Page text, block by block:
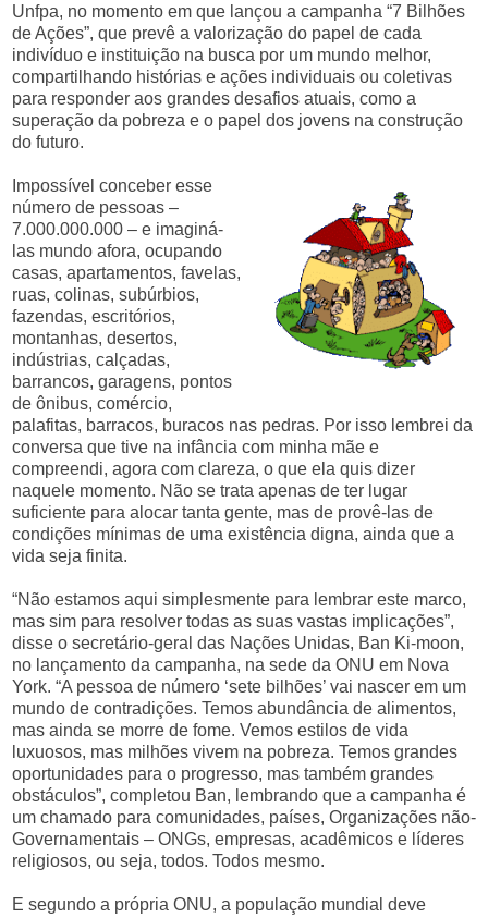
Unfpa, no momento em que lançou a campanha “7 Bilhões
de Ações”, que prevê a valorização do papel de cada
indivíduo e instituição na busca por um mundo melhor,
compartilhando histórias e ações individuais ou coletivas
para responder aos grandes desafios atuais, como a
superação da pobreza e o papel dos jovens na construção
do futuro.
Impossível conceber esse
número de pessoas –
7.000.000.000 – e imaginá-
las mundo afora, ocupando
casas, apartamentos, favelas,
ruas, colinas, subúrbios,
fazendas, escritórios,
montanhas, desertos,
indústrias, calçadas,
barrancos, garagens, pontos
de ônibus, comércio,
palafitas, barracos, buracos nas pedras. Por isso lembrei da
conversa que tive na infância com minha mãe e
compreendi, agora com clareza, o que ela quis dizer
naquele momento. Não se trata apenas de ter lugar
suficiente para alocar tanta gente, mas de provê-las de
condições mínimas de uma existência digna, ainda que a
vida seja finita.
“Não estamos aqui simplesmente para lembrar este marco,
mas sim para resolver todas as suas vastas implicações”,
disse o secretário-geral das Nações Unidas, Ban Ki-moon,
no lançamento da campanha, na sede da ONU em Nova
York. “A pessoa de número ‘sete bilhões’ vai nascer em um
mundo de contradições. Temos abundância de alimentos,
mas ainda se morre de fome. Vemos estilos de vida
luxuosos, mas milhões vivem na pobreza. Temos grandes
oportunidades para o progresso, mas também grandes
obstáculos”, completou Ban, lembrando que a campanha é
um chamado para comunidades, países, Organizações não-
Governamentais – ONGs, empresas, acadêmicos e líderes
religiosos, ou seja, todos. Todos mesmo.
E segundo a própria ONU, a população mundial deve